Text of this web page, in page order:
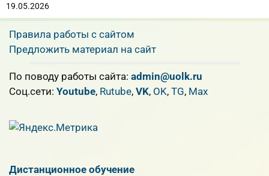
19.05.2026
Правила работы с сайтом
Предложить материал на сайт
По поводу работы сайта: admin@uolk.ru
Cоц.сети: Youtube, Rutube, VK, OK, TG, Max
Дистанционное обучение